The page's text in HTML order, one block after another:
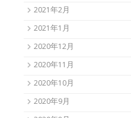
2021年2月
2021年1月
2020年12月
2020年11月
2020年10月
2020年9月